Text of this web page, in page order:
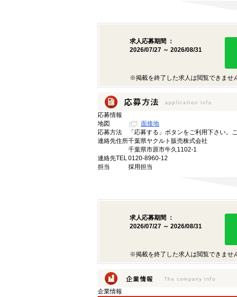
求人応募期間 ：
2026/07/27 ～ 2026/08/31
※掲載を終了した求人は閲覧できませ
応募情報
地図
面接地
応募方法
「応募する」ボタンをご利用下さい。
連絡先住所千葉県ヤクルト販売株式会社
千葉県市原市牛久1102-1
連絡先TEL0120-8960-12
担当
採用担当
求人応募期間 ：
2026/07/27 ～ 2026/08/31
※掲載を終了した求人は閲覧できませ
企業情報